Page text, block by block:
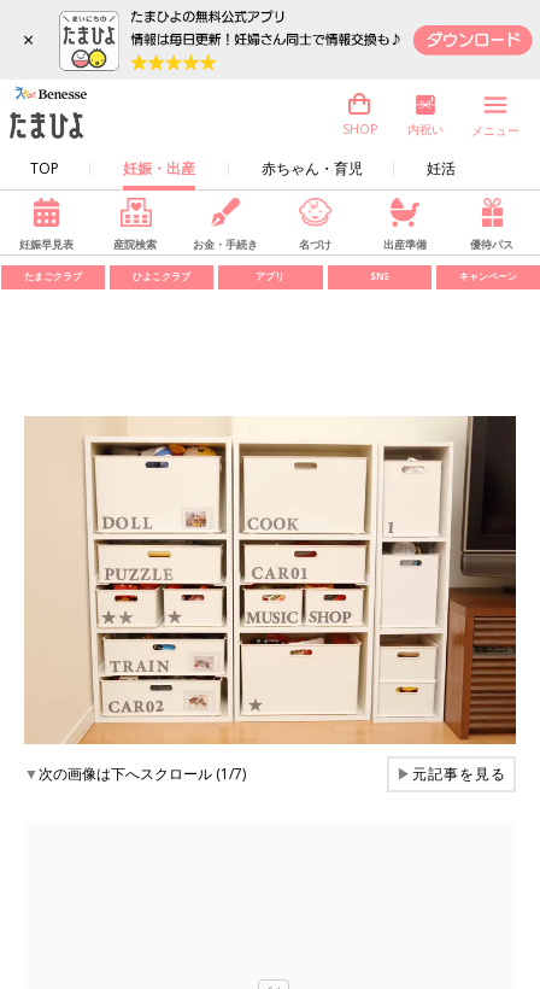
×
TOP 妊娠・出産 赤ちゃん・育児 妊活
SHOP 内祝い メニュー
妊娠早見表 産院検索 お金・手続き 名づけ 出産準備 優待パス
たまごクラブ ひよこクラブ アプリ SNS キャンペーン
▼次の画像は下へスクロール (1/7) ▶元記事を見る